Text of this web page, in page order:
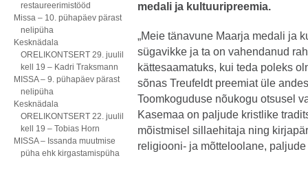
restaureerimistööd
Missa – 10. pühapäev pärast
nelipüha
Kesknädala
ORELIKONTSERT 29. juulil
kell 19 – Kadri Traksmann
MISSA – 9. pühapäev pärast
nelipüha
Kesknädala
ORELIKONTSERT 22. juulil
kell 19 – Tobias Horn
MISSA – Issanda muutmise
püha ehk kirgastamispüha
medali ja kultuuripreemia.
„Meie tänavune Maarja medali ja
sügavikke ja ta on vahendanud
kättesaamatuks, kui teda poleks
sõnas Treufeldt preemiat üle
Toomkoguduse nõukogu otsusel
Kasemaa on paljude kristlike
mõistmisel sillaehitaja ning
religiooni- ja mõtteloolane,